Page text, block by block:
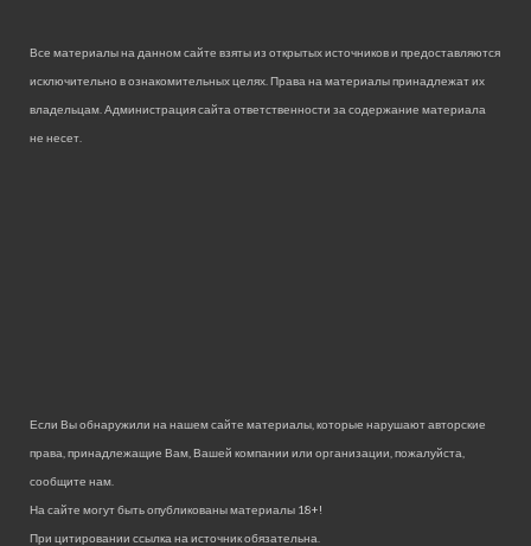
Все материалы на данном сайте взяты из открытых источников и предоставляются
исключительно в ознакомительных целях. Права на материалы принадлежат их
владельцам. Администрация сайта ответственности за содержание материала
не несет.
Если Вы обнаружили на нашем сайте материалы, которые нарушают авторские
права, принадлежащие Вам, Вашей компании или организации, пожалуйста,
сообщите нам.
На сайте могут быть опубликованы материалы 18+!
При цитировании ссылка на источник обязательна.